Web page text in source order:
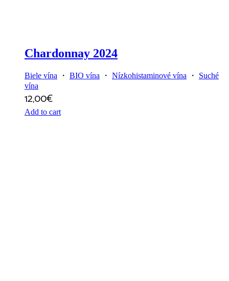
Chardonnay 2024
Biele vína ・ BIO vína ・ Nízkohistaminové vína ・ Suché
vína
12,00€
Add to cart